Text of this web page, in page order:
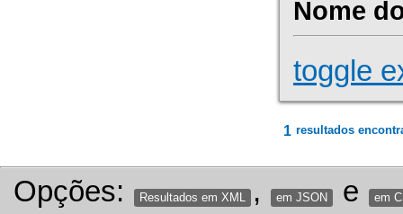
Nome
toggle
1 resultados
Opções: Resultados em XML , em JSON e em